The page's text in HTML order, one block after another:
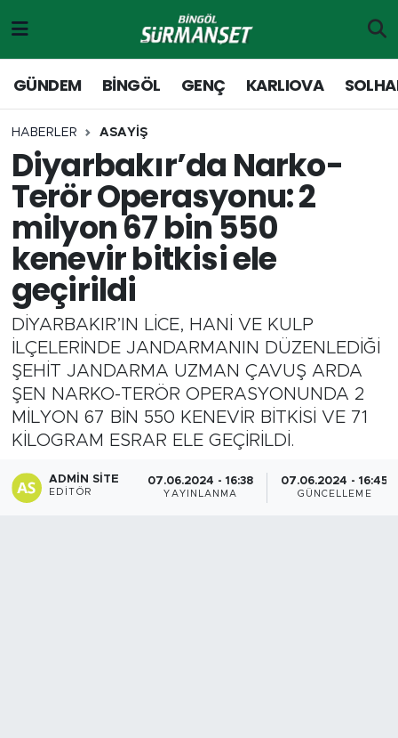
GÜNDEM BİNGÖL GENÇ KARLIOVA
HABERLER ASAYİŞ
Diyarbakır’da Narko-
Terör Operasyonu: 2
milyon 67 bin 550
kenevir bitkisi ele
geçirildi
DİYARBAKIR’IN LİCE, HANİ VE KULP
İLÇELERİNDE JANDARMANIN DÜZENLEDİĞİ
ŞEHİT JANDARMA UZMAN ÇAVUŞ ARDA
ŞEN NARKO-TERÖR OPERASYONUNDA 2
MİLYON 67 BİN 550 KENEVİR BİTKİSİ VE 71
KİLOGRAM ESRAR ELE GEÇİRİLDİ.
ADMIN SITE
EDITÖR
07.06.2024 - 16:38
YAYINLANMA
07.06.2024 - 16:45
GÜNCELLEME
Genç
Solhan
Karlıova
Adaklı-Kiğı
Yayladere-Yedisu
MD Prestij Dergisi
Siyaset
Spor
Yaşam
Merkez Hava Durumu
Merkez Trafik Yoğunluk Haritası
Süper Lig Puan Durumu ve Fikstür
Tüm Manşetler
Son Dakika Haberleri
Haber Arşivi